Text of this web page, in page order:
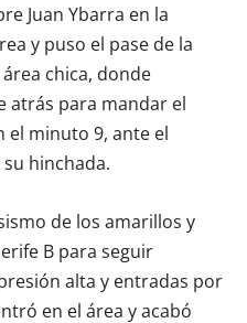
Juan Ybarra en la
y puso el pase de la
chica, donde
atrás para mandar el
el minuto 9, ante el
hinchada.
de los amarillos y
B para seguir
alta y entradas por
en el área y acabó